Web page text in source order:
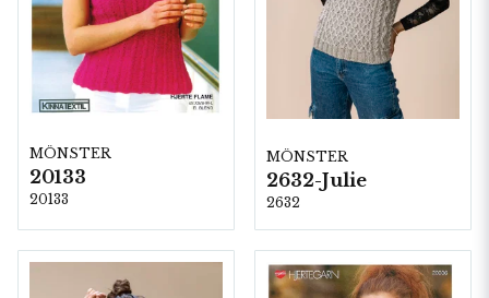
MÖNSTER
20133
20133
MÖNSTER
2632-Julie
2632